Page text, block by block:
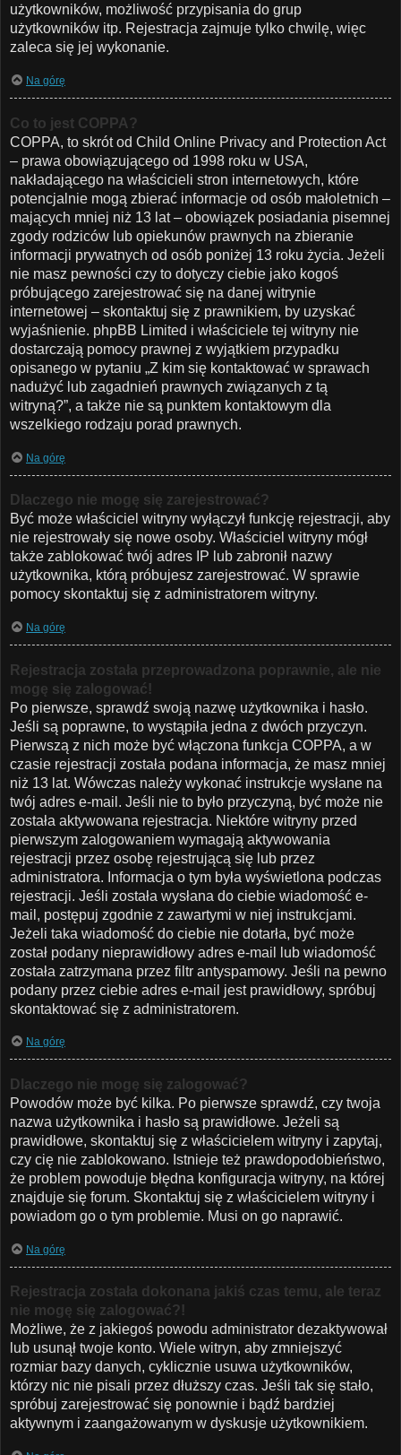
użytkowników, możliwość przypisania do grup
użytkowników itp. Rejestracja zajmuje tylko chwilę, więc
zaleca się jej wykonanie.
Na górę
Co to jest COPPA?
COPPA, to skrót od Child Online Privacy and Protection Act
– prawa obowiązującego od 1998 roku w USA,
nakładającego na właścicieli stron internetowych, które
potencjalnie mogą zbierać informacje od osób małoletnich –
mających mniej niż 13 lat – obowiązek posiadania pisemnej
zgody rodziców lub opiekunów prawnych na zbieranie
informacji prywatnych od osób poniżej 13 roku życia. Jeżeli
nie masz pewności czy to dotyczy ciebie jako kogoś
próbującego zarejestrować się na danej witrynie
internetowej – skontaktuj się z prawnikiem, by uzyskać
wyjaśnienie. phpBB Limited i właściciele tej witryny nie
dostarczają pomocy prawnej z wyjątkiem przypadku
opisanego w pytaniu „Z kim się kontaktować w sprawach
nadużyć lub zagadnień prawnych związanych z tą
witryną?”, a także nie są punktem kontaktowym dla
wszelkiego rodzaju porad prawnych.
Na górę
Dlaczego nie mogę się zarejestrować?
Być może właściciel witryny wyłączył funkcję rejestracji, aby
nie rejestrowały się nowe osoby. Właściciel witryny mógł
także zablokować twój adres IP lub zabronił nazwy
użytkownika, którą próbujesz zarejestrować. W sprawie
pomocy skontaktuj się z administratorem witryny.
Na górę
Rejestracja została przeprowadzona poprawnie, ale nie
mogę się zalogować!
Po pierwsze, sprawdź swoją nazwę użytkownika i hasło.
Jeśli są poprawne, to wystąpiła jedna z dwóch przyczyn.
Pierwszą z nich może być włączona funkcja COPPA, a w
czasie rejestracji została podana informacja, że masz mniej
niż 13 lat. Wówczas należy wykonać instrukcje wysłane na
twój adres e-mail. Jeśli nie to było przyczyną, być może nie
została aktywowana rejestracja. Niektóre witryny przed
pierwszym zalogowaniem wymagają aktywowania
rejestracji przez osobę rejestrującą się lub przez
administratora. Informacja o tym była wyświetlona podczas
rejestracji. Jeśli została wysłana do ciebie wiadomość e-
mail, postępuj zgodnie z zawartymi w niej instrukcjami.
Jeżeli taka wiadomość do ciebie nie dotarła, być może
został podany nieprawidłowy adres e-mail lub wiadomość
została zatrzymana przez filtr antyspamowy. Jeśli na pewno
podany przez ciebie adres e-mail jest prawidłowy, spróbuj
skontaktować się z administratorem.
Na górę
Dlaczego nie mogę się zalogować?
Powodów może być kilka. Po pierwsze sprawdź, czy twoja
nazwa użytkownika i hasło są prawidłowe. Jeżeli są
prawidłowe, skontaktuj się z właścicielem witryny i zapytaj,
czy cię nie zablokowano. Istnieje też prawdopodobieństwo,
że problem powoduje błędna konfiguracja witryny, na której
znajduje się forum. Skontaktuj się z właścicielem witryny i
powiadom go o tym problemie. Musi on go naprawić.
Na górę
Rejestracja została dokonana jakiś czas temu, ale teraz
nie mogę się zalogować?!
Możliwe, że z jakiegoś powodu administrator dezaktywował
lub usunął twoje konto. Wiele witryn, aby zmniejszyć
rozmiar bazy danych, cyklicznie usuwa użytkowników,
którzy nic nie pisali przez dłuższy czas. Jeśli tak się stało,
spróbuj zarejestrować się ponownie i bądź bardziej
aktywnym i zaangażowanym w dyskusje użytkownikiem.